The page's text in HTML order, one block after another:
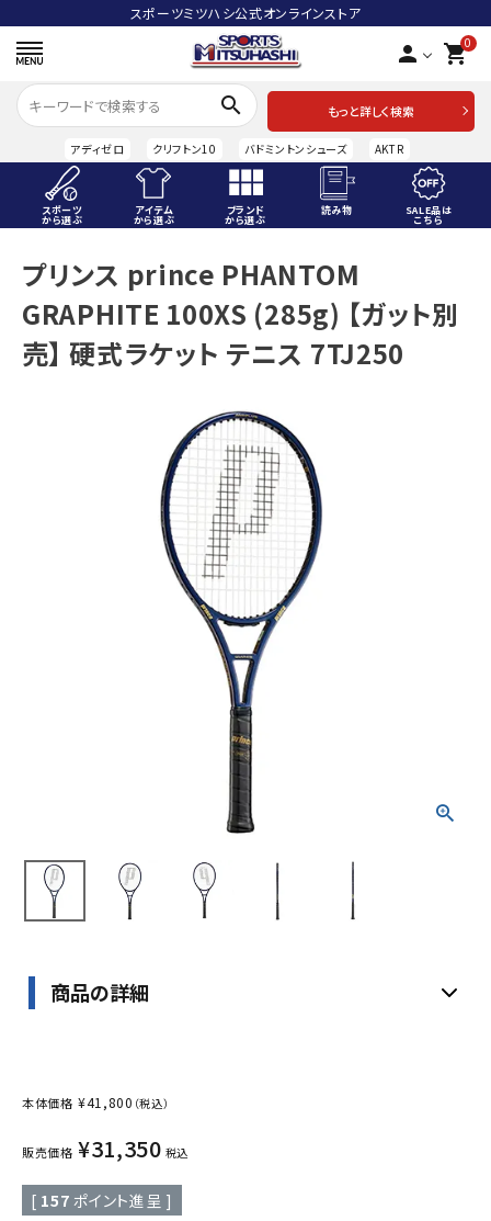
スポーツミツハシ公式オンラインストア
person 0
shopping_cart
search
もっと詳しく検索
アディゼロ クリフトン10 バドミントンシューズ AKTR
スポーツ
から選ぶ
アイテム
から選ぶ
ブランド
から選ぶ
読み物 SALE品は
こちら
ACCOUNT MENU
ようこそ ゲスト 様
meeting_room ログイン person 会員登録
プリンス prince PHANTOM
GRAPHITE 100XS (285g) 【ガット別
売】 硬式ラケット テニス 7TJ250
商品の詳細
本体価格 ¥41,800 （税込）
販売価格 ¥31,350 税込
[ 157 ポイント進呈 ]